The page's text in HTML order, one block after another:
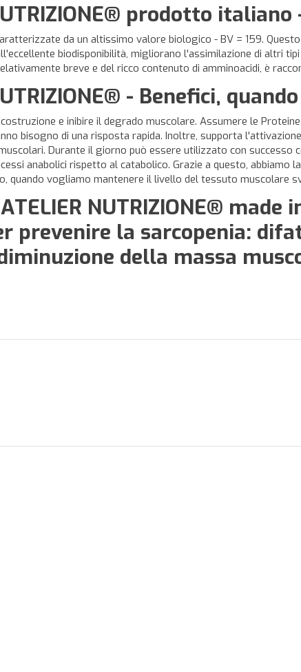
prodotto
da un altissimo valore biologico - BV = 159.
biodisponibilità, migliorano l'assimilazione di altri
breve e del ricco contenuto di amminoacidi, è
- Benefici,
e inibire il degrado muscolare. Assumere le
bisogno di una risposta rapida. Inoltre, supporta
Durante il giorno può essere utilizzato con successo
anabolici rispetto al catabolico. Grazie a questo, abbiamo
quando vogliamo mantenere il livello del tessuto muscolare
NUTRIZIONE®
prevenire la sarcopenia:
della massa